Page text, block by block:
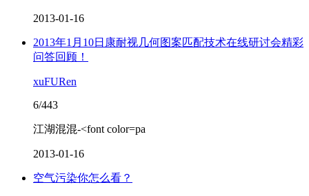
2013-01-16
2013年1月10日康耐视几何图案匹配技术在线研讨会精彩
问答回顾！
xuFURen
6/443
江湖混混-<font color=pa
2013-01-16
空气污染你怎么看？